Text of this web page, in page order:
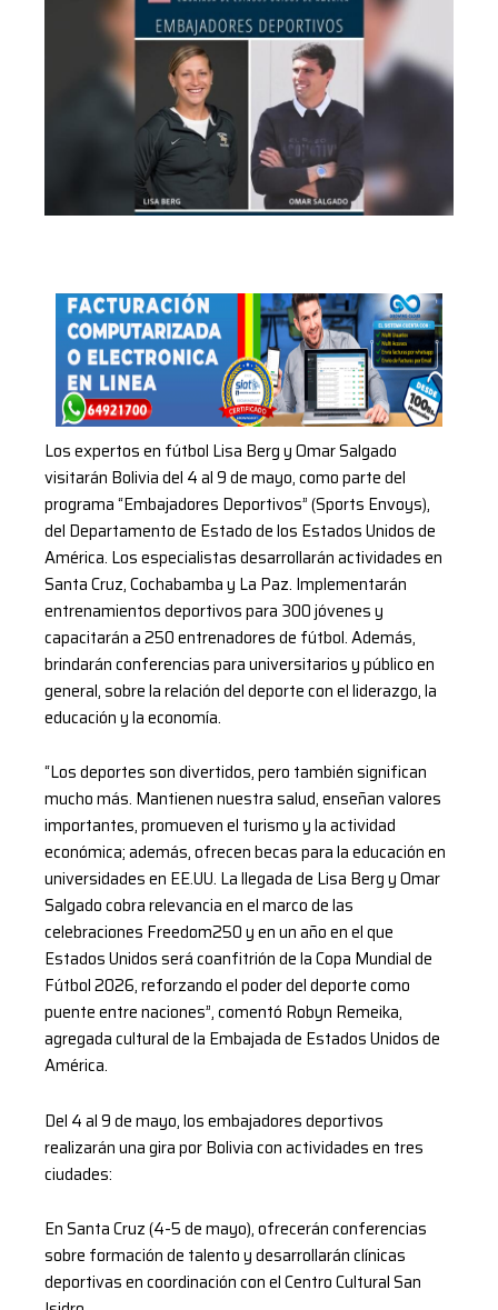
Los expertos en fútbol Lisa Berg y Omar Salgado
visitarán Bolivia del 4 al 9 de mayo, como parte del
programa “Embajadores Deportivos” (Sports Envoys),
del Departamento de Estado de los Estados Unidos de
América. Los especialistas desarrollarán actividades en
Santa Cruz, Cochabamba y La Paz. Implementarán
entrenamientos deportivos para 300 jóvenes y
capacitarán a 250 entrenadores de fútbol. Además,
brindarán conferencias para universitarios y público en
general, sobre la relación del deporte con el liderazgo, la
educación y la economía.
“Los deportes son divertidos, pero también significan
mucho más. Mantienen nuestra salud, enseñan valores
importantes, promueven el turismo y la actividad
económica; además, ofrecen becas para la educación en
universidades en EE.UU. La llegada de Lisa Berg y Omar
Salgado cobra relevancia en el marco de las
celebraciones Freedom250 y en un año en el que
Estados Unidos será coanfitrión de la Copa Mundial de
Fútbol 2026, reforzando el poder del deporte como
puente entre naciones”, comentó Robyn Remeika,
agregada cultural de la Embajada de Estados Unidos de
América.
Del 4 al 9 de mayo, los embajadores deportivos
realizarán una gira por Bolivia con actividades en tres
ciudades:
En Santa Cruz (4-5 de mayo), ofrecerán conferencias
sobre formación de talento y desarrollarán clínicas
deportivas en coordinación con el Centro Cultural San